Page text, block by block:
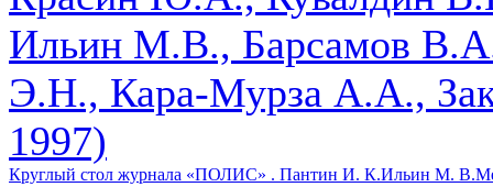
Ильин М.В., Барсамов
Э.Н., Кара-Мурза А.А.,
1997)
Круглый стол журнала «ПОЛИС» . Пантин И. К.Ильин М. В.